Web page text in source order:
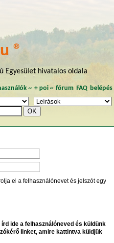
®
Egyesület hivatalos oldala
~ + poi~ fórum FAQ belépés
el a felhasználónevet és jelszót egy
ide a felhasználóneved és küldünk
linket, amire kattintva küldjük